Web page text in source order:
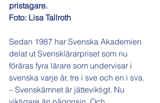
pristagare.
Foto: Lisa Tallroth
Sedan 1987 har Svenska Akademien
delat ut Svensklärarpriset som nu
föräras fyra lärare som undervisar i
svenska varje år, tre i sve och en i sva.
– Svenskämnet är jätteviktigt. Nu